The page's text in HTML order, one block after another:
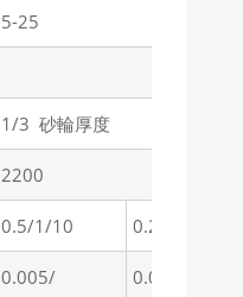
5-25
1/3 砂輪厚度
2200
0.5/1/10 0.2/1/10
0.005/
0.002/